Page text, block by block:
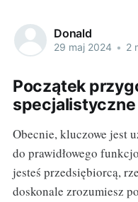
Donald
29 maj 2024 • 2
Początek
Obecnie, kluczowe jest
do prawidłowego
jesteś przedsiębiorcą,
doskonale zrozumiesz